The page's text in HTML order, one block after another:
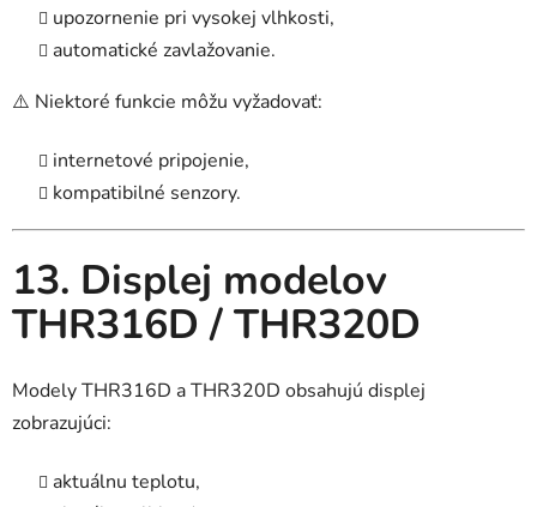
upozornenie pri vysokej vlhkosti,
automatické zavlažovanie.
⚠️ Niektoré funkcie môžu vyžadovať:
internetové pripojenie,
kompatibilné senzory.
13. Displej modelov
THR316D / THR320D
Modely THR316D a THR320D obsahujú displej
zobrazujúci:
aktuálnu teplotu,